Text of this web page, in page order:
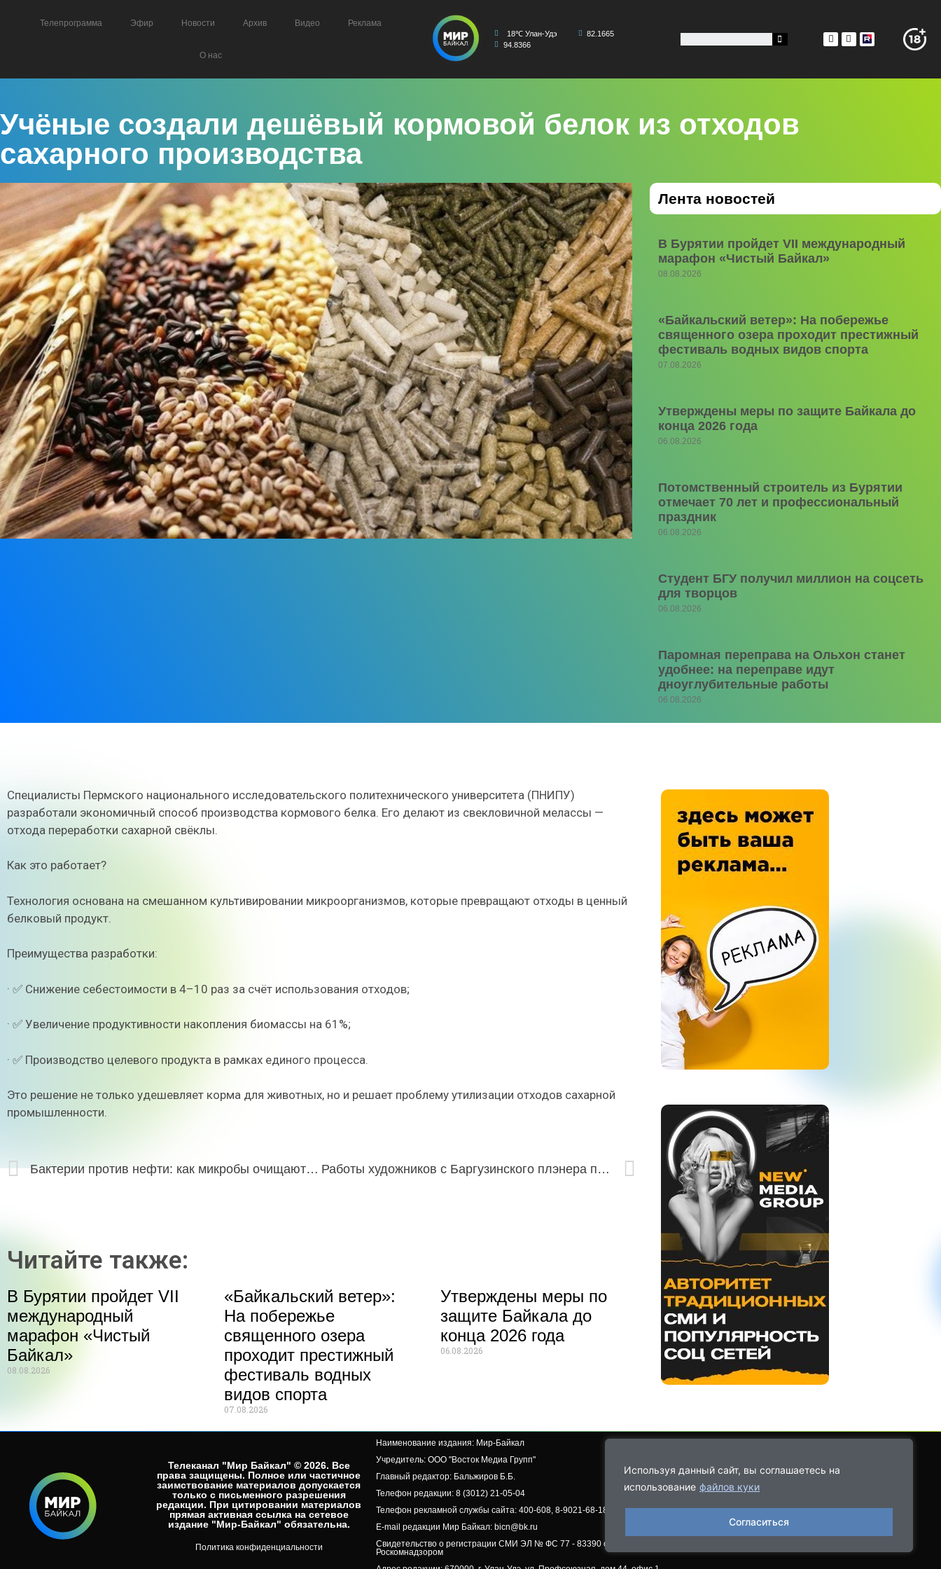
Используя данный сайт, вы соглашаетесь на
использование файлов куки
Согласиться
Телепрограмма Эфир Новости Архив Видео Реклама
О нас
18℃ Улан-Удэ
82.1665
94.8366
Учёные создали дешёвый кормовой белок из отходов
сахарного производства
Лента новостей
В Бурятии пройдет VII международный
марафон «Чистый Байкал»
08.08.2026
«Байкальский ветер»: На побережье
священного озера проходит престижный
фестиваль водных видов спорта
07.08.2026
Утверждены меры по защите Байкала до
конца 2026 года
06.08.2026
Потомственный строитель из Бурятии
отмечает 70 лет и профессиональный
праздник
06.08.2026
Студент БГУ получил миллион на соцсеть
для творцов
06.08.2026
Паромная переправа на Ольхон станет
удобнее: на переправе идут
дноуглубительные работы
06.08.2026
Специалисты Пермского национального исследовательского политехнического университета (ПНИПУ)
разработали экономичный способ производства кормового белка. Его делают из свекловичной мелассы —
отхода переработки сахарной свёклы.
Как это работает?
Технология основана на смешанном культивировании микроорганизмов, которые превращают отходы в ценный
белковый продукт.
Преимущества разработки:
· ✅ Снижение себестоимости в 4–10 раз за счёт использования отходов;
· ✅ Увеличение продуктивности накопления биомассы на 61%;
· ✅ Производство целевого продукта в рамках единого процесса.
Это решение не только удешевляет корма для животных, но и решает проблему утилизации отходов сахарной
промышленности.
Бактерии против нефти: как микробы очищают воду от загрязнений Работы художников с Баргузинского плэнера представят в Северобайкальске
Читайте также:
В Бурятии пройдет VII
международный
марафон «Чистый
Байкал»
08.08.2026
«Байкальский ветер»:
На побережье
священного озера
проходит престижный
фестиваль водных
видов спорта
07.08.2026
Утверждены меры по
защите Байкала до
конца 2026 года
06.08.2026
Телеканал "Мир Байкал" © 2026. Все
права защищены. Полное или частичное
заимствование материалов допускается
только с письменного разрешения
редакции. При цитировании материалов
прямая активная ссылка на сетевое
издание "Мир-Байкал" обязательна.​
Политика конфиденциальности
Наименование издания: Мир-Байкал
Учредитель: ООО "Восток Медиа Групп"
Главный редактор: Бальжиров Б.Б.
Телефон редакции: 8 (3012) 21-05-04
Телефон рекламной службы сайта: 400-608, 8-9021-68-18-50, 8-9021-68-08-43
E-mail редакции Мир Байкал: bicn@bk.ru
Свидетельство о регистрации СМИ ЭЛ № ФС 77 - 83390 от 07.06.2022, выдано
Роскомнадзором